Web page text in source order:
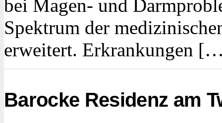
bei Magen- und
Spektrum der
erweitert. Erkrankungen
Barocke Residenz am